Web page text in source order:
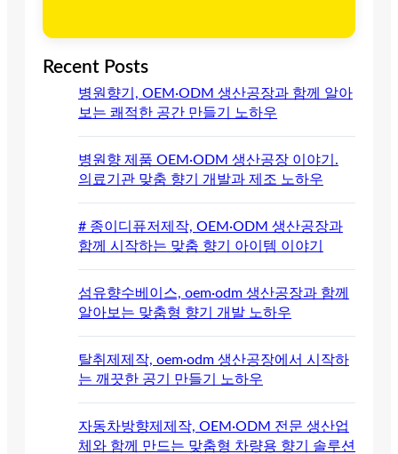
Recent Posts
병원향기, OEM·ODM 생산공장과 함께 알아
보는 쾌적한 공간 만들기 노하우
병원향 제품 OEM·ODM 생산공장 이야기.
의료기관 맞춤 향기 개발과 제조 노하우
# 종이디퓨저제작, OEM·ODM 생산공장과
함께 시작하는 맞춤 향기 아이템 이야기
섬유향수베이스, oem·odm 생산공장과 함께
알아보는 맞춤형 향기 개발 노하우
탈취제제작, oem·odm 생산공장에서 시작하
는 깨끗한 공기 만들기 노하우
자동차방향제제작, OEM·ODM 전문 생산업
체와 함께 만드는 맞춤형 차량용 향기 솔루션